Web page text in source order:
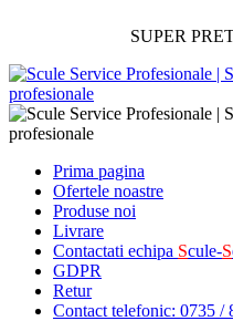
SUPER PRETURI
Prima pagina
Ofertele noastre
Produse noi
Livrare
Contactati echipa Scule-S
GDPR
Retur
Contact telefonic: 0735 /